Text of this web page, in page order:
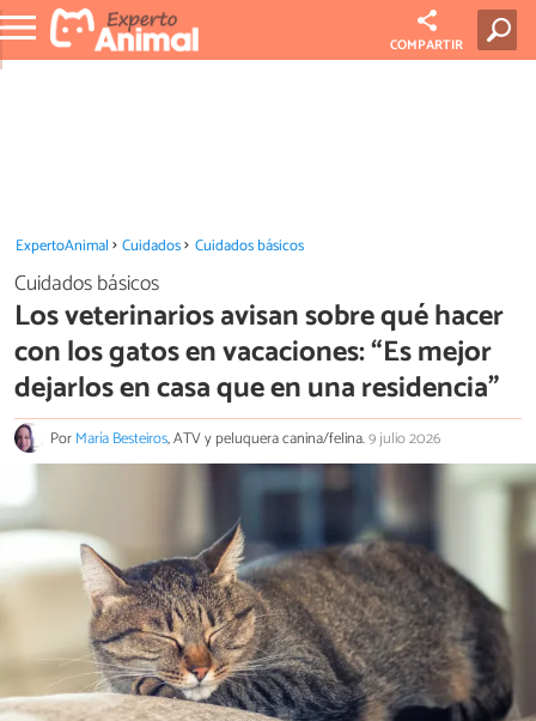
COMPARTIR
ExpertoAnimal Cuidados Cuidados básicos
Cuidados básicos
Los veterinarios avisan sobre qué hacer
con los gatos en vacaciones: “Es mejor
dejarlos en casa que en una residencia”
PorMaría Besteiros, ATV y peluquera canina/felina.9 julio 2026